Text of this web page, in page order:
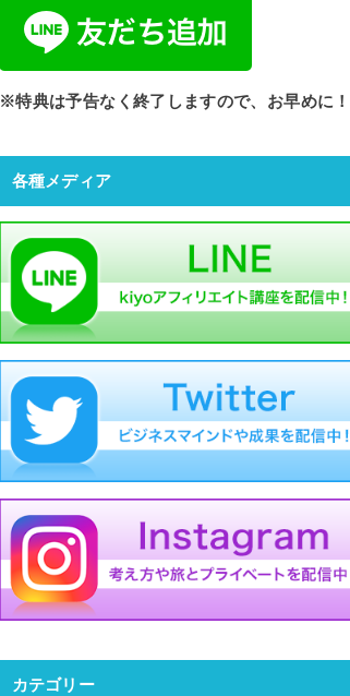
※特典は予告なく終了しますので、お早めに！
各種メディア
カテゴリー